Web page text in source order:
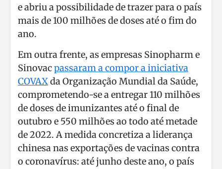
e abriu a possibilidade de trazer para o país
mais de 100 milhões de doses até o fim do
ano.
Em outra frente, as empresas Sinopharm e
Sinovacpassaram a compor a iniciativa
COVAXda Organização Mundial da Saúde,
comprometendo-se a entregar 110 milhões
de doses de imunizantes até o final de
outubro e 550 milhões ao todo até metade
de 2022. A medida concretiza a liderança
chinesa nas exportações de vacinas contra
o coronavírus: até junho deste ano, o país